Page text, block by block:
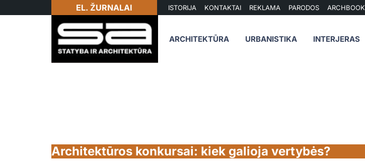
EL. ŽURNALAI ISTORIJA KONTAKTAI REKLAMA PARODOS ARCHBOOK
ARCHITEKTŪRA URBANISTIKA INTERJERAS
Architektūros konkursai: kiek galioja vertybės?